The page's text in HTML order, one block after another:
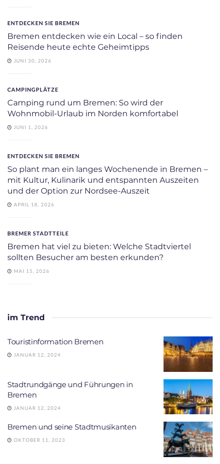
ENTDECKEN SIE BREMEN
Bremen entdecken wie ein Local – so finden
Reisende heute echte Geheimtipps
JUNI 30, 2026
CAMPINGPLÄTZE
Camping rund um Bremen: So wird der
Wohnmobil-Urlaub im Norden komfortabel
JUNI 1, 2026
ENTDECKEN SIE BREMEN
So plant man ein langes Wochenende in Bremen –
mit Kultur, Kulinarik und entspannten Auszeiten
und der Option zur Nordsee-Auszeit
APRIL 18, 2026
BREMER STADTTEILE
Bremen hat viel zu bieten: Welche Stadtviertel
sollten Besucher am besten erkunden?
MAI 15, 2026
im Trend
Touristinformation Bremen
JANUAR 12, 2024
Stadtrundgänge und Führungen in
Bremen
JANUAR 12, 2024
Bremen und seine Stadtmusikanten
OKTOBER 11, 2023